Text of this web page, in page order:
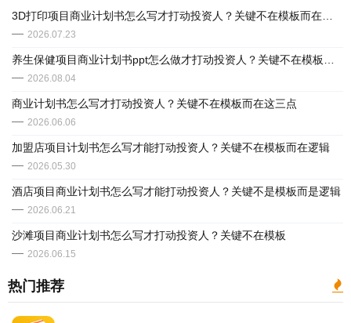
2026.07.23
2026.08.04
商业计划书怎么写才打动投资人？关键不在模板而在这三点
2026.06.06
加盟店项目计划书怎么写才能打动投资人？关键不在模板而在逻辑
2026.05.30
酒店项目商业计划书怎么写才能打动投资人？关键不是模板而是逻辑
2026.06.21
沙滩项目商业计划书怎么写才打动投资人？关键不在模板
2026.06.15
热门推荐